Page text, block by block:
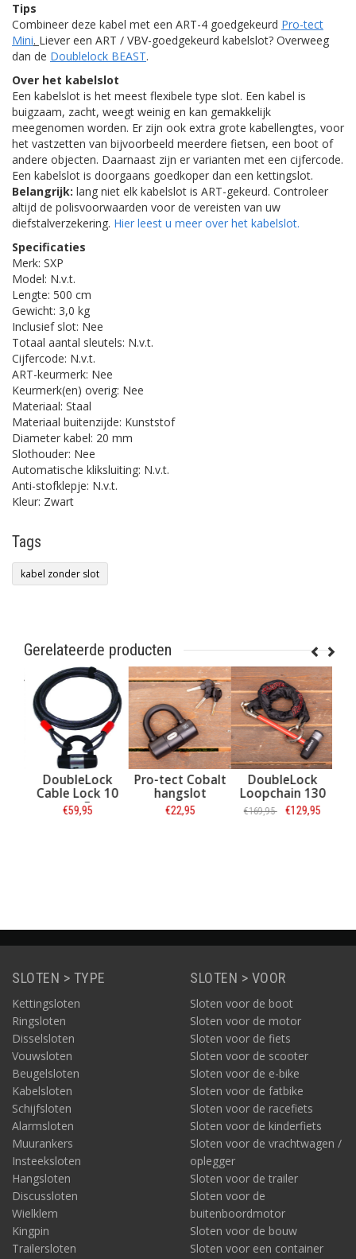
Tips
Combineer deze kabel met een ART-4 goedgekeurd Pro-tect
Mini. Liever een ART / VBV-goedgekeurd kabelslot? Overweeg
dan de Doublelock BEAST.
Over het kabelslot
Een kabelslot is het meest flexibele type slot. Een kabel is
buigzaam, zacht, weegt weinig en kan gemakkelijk
meegenomen worden. Er zijn ook extra grote kabellengtes, voor
het vastzetten van bijvoorbeeld meerdere fietsen, een boot of
andere objecten. Daarnaast zijn er varianten met een cijfercode.
Een kabelslot is doorgaans goedkoper dan een kettingslot.
Belangrijk: lang niet elk kabelslot is ART-gekeurd. Controleer
altijd de polisvoorwaarden voor de vereisten van uw
diefstalverzekering. Hier leest u meer over het kabelslot.
Specificaties
Merk: SXP
Model: N.v.t.
Lengte: 500 cm
Gewicht: 3,0 kg
Inclusief slot: Nee
Totaal aantal sleutels: N.v.t.
Cijfercode: N.v.t.
ART-keurmerk: Nee
Keurmerk(en) overig: Nee
Materiaal: Staal
Materiaal buitenzijde: Kunststof
Diameter kabel: 20 mm
Slothouder: Nee
Automatische kliksluiting: N.v.t.
Anti-stofklepje: N.v.t.
Kleur: Zwart
Tags
kabel zonder slot
Gerelateerde producten
DoubleLock
Cable Lock 10
mm x 5 m
compleet
€59,95
Pro-tect Cobalt
hangslot
€22,95
DoubleLock
Loopchain 130
cm
€169,95 €129,95
SLOTEN > TYPE
Kettingsloten
Ringsloten
Disselsloten
Vouwsloten
Beugelsloten
Kabelsloten
Schijfsloten
Alarmsloten
Muurankers
Insteeksloten
Hangsloten
Discussloten
Wielklem
Kingpin
Trailersloten
SLOTEN > VOOR
Sloten voor de boot
Sloten voor de motor
Sloten voor de fiets
Sloten voor de scooter
Sloten voor de e-bike
Sloten voor de fatbike
Sloten voor de racefiets
Sloten voor de kinderfiets
Sloten voor de vrachtwagen /
oplegger
Sloten voor de trailer
Sloten voor de
buitenboordmotor
Sloten voor de bouw
Sloten voor een container